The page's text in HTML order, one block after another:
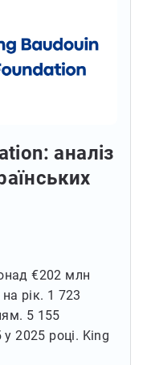
аналіз
€202 млн
рік. 1 723
5 155
у 2025 році. King